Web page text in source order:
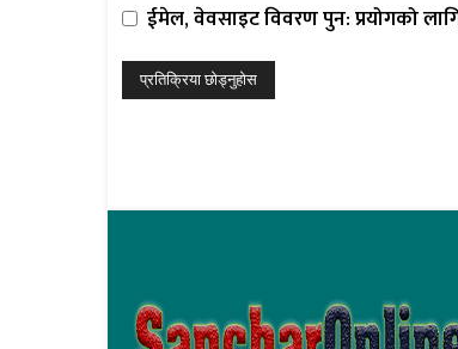
ईमेल, वेवसाइट विवरण पुन: प्रयोगको लागि